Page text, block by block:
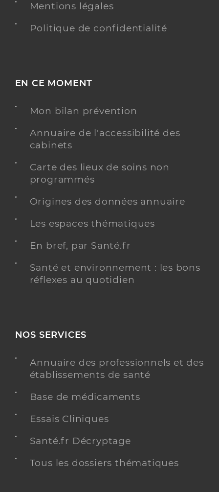
Mentions légales
Politique de confidentialité
EN CE MOMENT
Mon bilan prévention
Annuaire de l'accessibilité des
cabinets
Carte des lieux de soins non
programmés
Origines des données annuaire
Les espaces thématiques
En bref, par Santé.fr
Santé et environnement : les bons
réflexes au quotidien
NOS SERVICES
Annuaire des professionnels et des
établissements de santé
Base de médicaments
Essais Cliniques
Santé.fr Décryptage
Tous les dossiers thématiques